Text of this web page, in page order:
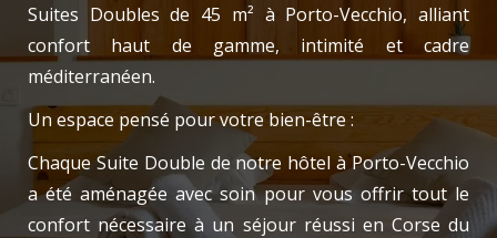
Suites Doubles de 45 m² à Porto-Vecchio, alliant
confort haut de gamme, intimité et cadre
méditerranéen.
Un espace pensé pour votre bien-être :
Chaque Suite Double de notre hôtel à Porto-Vecchio
a été aménagée avec soin pour vous offrir tout le
confort nécessaire à un séjour réussi en Corse du